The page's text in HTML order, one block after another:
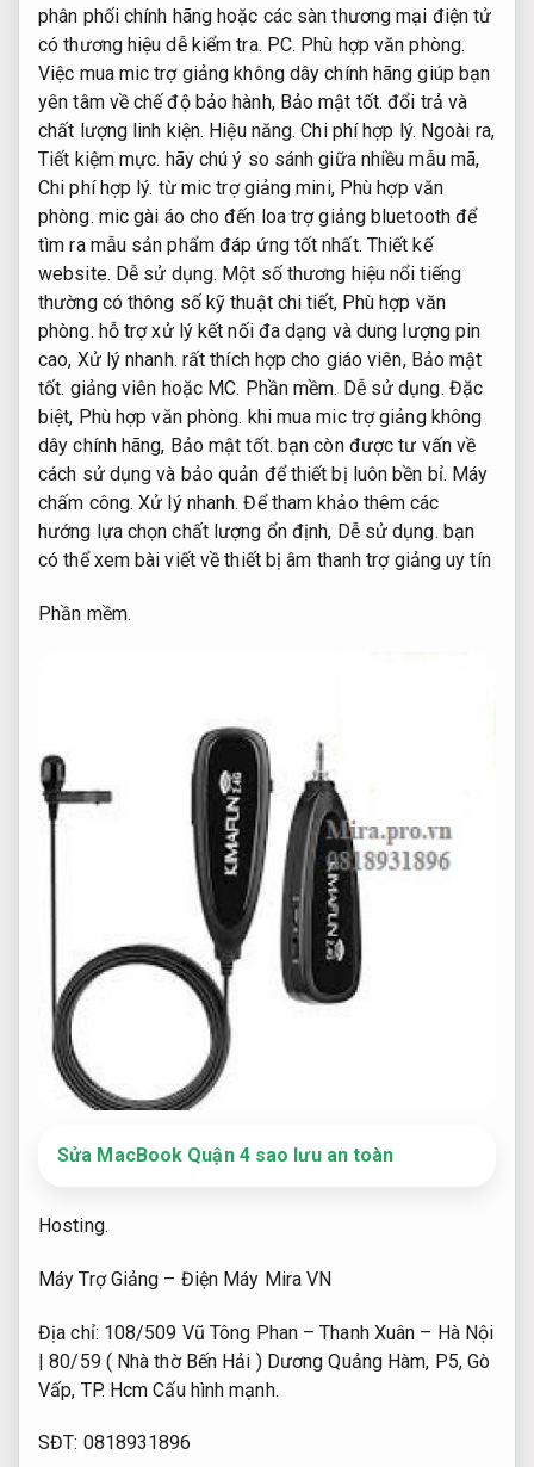
phân phối chính hãng hoặc các sàn thương mại điện tử
có thương hiệu dễ kiểm tra. PC. Phù hợp văn phòng.
Việc mua mic trợ giảng không dây chính hãng giúp bạn
yên tâm về chế độ bảo hành, Bảo mật tốt. đổi trả và
chất lượng linh kiện. Hiệu năng. Chi phí hợp lý. Ngoài ra,
Tiết kiệm mực. hãy chú ý so sánh giữa nhiều mẫu mã,
Chi phí hợp lý. từ mic trợ giảng mini, Phù hợp văn
phòng. mic gài áo cho đến loa trợ giảng bluetooth để
tìm ra mẫu sản phẩm đáp ứng tốt nhất. Thiết kế
website. Dễ sử dụng. Một số thương hiệu nổi tiếng
thường có thông số kỹ thuật chi tiết, Phù hợp văn
phòng. hỗ trợ xử lý kết nối đa dạng và dung lượng pin
cao, Xử lý nhanh. rất thích hợp cho giáo viên, Bảo mật
tốt. giảng viên hoặc MC. Phần mềm. Dễ sử dụng. Đặc
biệt, Phù hợp văn phòng. khi mua mic trợ giảng không
dây chính hãng, Bảo mật tốt. bạn còn được tư vấn về
cách sử dụng và bảo quản để thiết bị luôn bền bỉ. Máy
chấm công. Xử lý nhanh. Để tham khảo thêm các
hướng lựa chọn chất lượng ổn định, Dễ sử dụng. bạn
có thể xem bài viết về thiết bị âm thanh trợ giảng uy tín
Phần mềm.
Sửa MacBook Quận 4 sao lưu an toàn
Hosting.
Máy Trợ Giảng – Điện Máy Mira VN
Địa chỉ: 108/509 Vũ Tông Phan – Thanh Xuân – Hà Nội
| 80/59 ( Nhà thờ Bến Hải ) Dương Quảng Hàm, P5, Gò
Vấp, TP. HcmCấu hình mạnh.
SĐT: 0818931896